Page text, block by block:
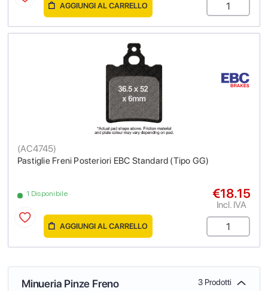
AGGIUNGI AL CARRELLO
Pastiglie Freni Posteriori EBC Standard (Tipo GG)
(AC4745)
1 Disponibile €18.15
Incl. IVA
AGGIUNGI AL CARRELLO
Minueria Pinze Freno 3 Prodotti